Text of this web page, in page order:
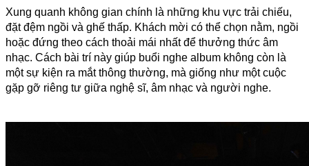
Xung quanh không gian chính là những khu vực trải chiếu,
đặt đệm ngồi và ghế thấp. Khách mời có thể chọn nằm, ngồi
hoặc đứng theo cách thoải mái nhất để thưởng thức âm
nhạc. Cách bài trí này giúp buổi nghe album không còn là
một sự kiện ra mắt thông thường, mà giống như một cuộc
gặp gỡ riêng tư giữa nghệ sĩ, âm nhạc và người nghe.